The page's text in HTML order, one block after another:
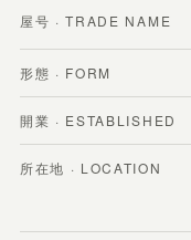
屋号 · TRADE NAME
形態 · FORM
開業 · ESTABLISHED
所在地 · LOCATION